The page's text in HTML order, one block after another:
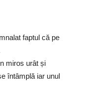
faptul că pe
miros urât și
întâmplă iar unul